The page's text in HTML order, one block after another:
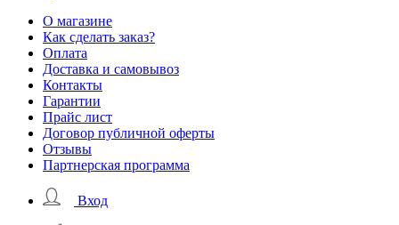
О магазине
Как сделать заказ?
Оплата
Доставка и самовывоз
Контакты
Гарантии
Прайс лист
Договор публичной оферты
Отзывы
Партнерская программа
Вход